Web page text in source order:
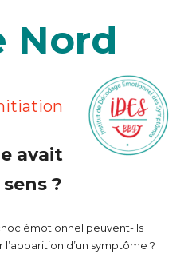
Nord
avait
?
émotionnel peuvent-ils
d’un symptôme ?